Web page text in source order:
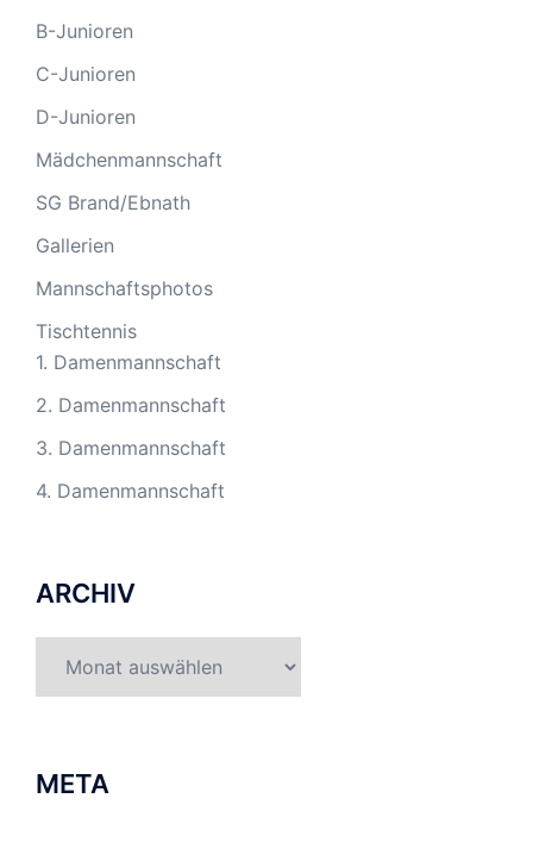
B-Junioren
C-Junioren
D-Junioren
Mädchenmannschaft
SG Brand/Ebnath
Gallerien
Mannschaftsphotos
Tischtennis
1. Damenmannschaft
2. Damenmannschaft
3. Damenmannschaft
4. Damenmannschaft
ARCHIV
META